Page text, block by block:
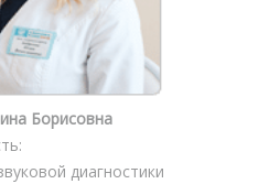
Борисовна
диагностики